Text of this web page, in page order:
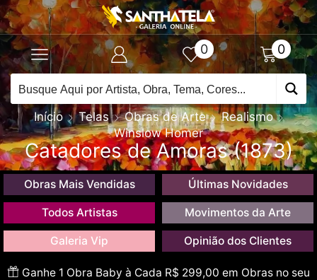
0 0
Início Telas Obras de Arte
Realismo
Winslow Homer
Catadores de Amoras (1873)
Obras Mais Vendidas Últimas Novidades
Todos Artistas Movimentos da Arte
Galeria Vip Opinião dos Clientes
Ganhe 1 Obra Baby à Cada R$ 299,00 em Obras no seu